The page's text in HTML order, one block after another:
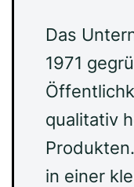
Das
1971
qualitativ
in einer